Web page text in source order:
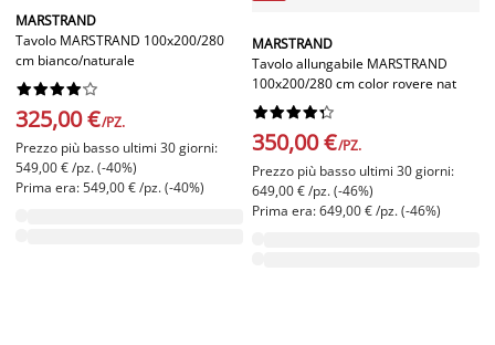
MARSTRAND
Tavolo MARSTRAND 100x200/280
cm bianco/naturale






325,00 €/PZ.
Prezzo più basso ultimi 30 giorni:
549,00 € /pz. (-40%)
Prima era: 549,00 € /pz. (-40%)
MARSTRAND
Tavolo allungabile MARSTRAND
100x200/280 cm color rovere nat






350,00 €/PZ.
Prezzo più basso ultimi 30 giorni:
649,00 € /pz. (-46%)
Prima era: 649,00 € /pz. (-46%)